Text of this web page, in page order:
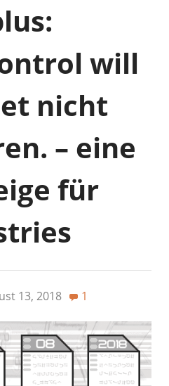
will
nicht
– eine
für
13, 2018 1